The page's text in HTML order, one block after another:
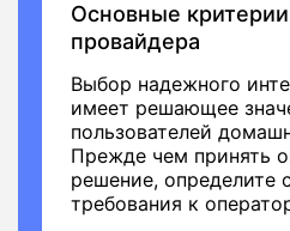
Основные
провайдера
Выбор надежного
имеет решающее
пользователей
Прежде чем принять
решение, определите
требования к